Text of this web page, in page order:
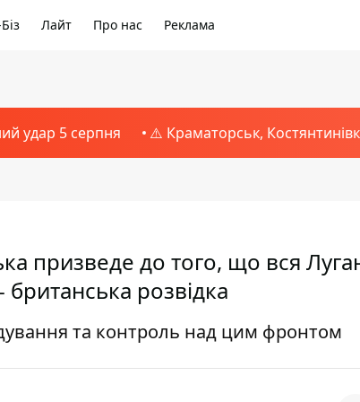
Лайт Про нас Реклама
удар 5 серпня ⚠️ Краматорськ,
призведе до того, що вся
розвідка
та контроль над цим фронтом